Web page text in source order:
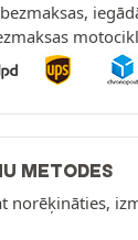
METODES
norēķināties,